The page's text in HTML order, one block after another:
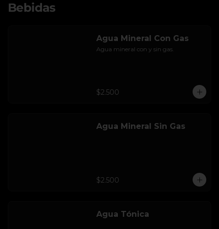
Bebidas
Agua Mineral Con Gas
Agua mineral con y sin gas.
$2.500
Agua Mineral Sin Gas
$2.500
Agua Tónica